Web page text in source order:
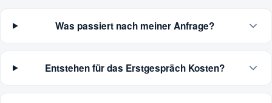
Was passiert nach meiner Anfrage?
Entstehen für das Erstgespräch Kosten?